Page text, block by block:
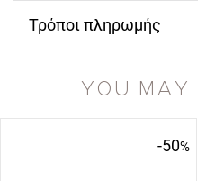
Τρόποι πληρωμής
YOU MAY
-50%